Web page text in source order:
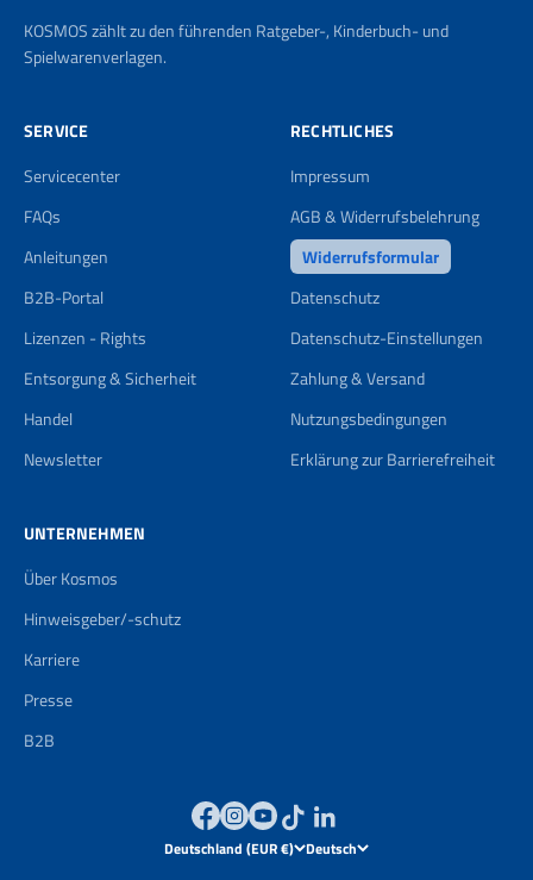
KOSMOS zählt zu den führenden Ratgeber-, Kinderbuch- und
Spielwarenverlagen.
SERVICE
Servicecenter
FAQs
Anleitungen
B2B-Portal
Lizenzen - Rights
Entsorgung & Sicherheit
Handel
Newsletter
RECHTLICHES
Impressum
AGB & Widerrufsbelehrung
Widerrufsformular
Datenschutz
Datenschutz-Einstellungen
Zahlung & Versand
Nutzungsbedingungen
Erklärung zur Barrierefreiheit
UNTERNEHMEN
Über Kosmos
Hinweisgeber/-schutz
Karriere
Presse
B2B
Deutschland (EUR €) Deutsch